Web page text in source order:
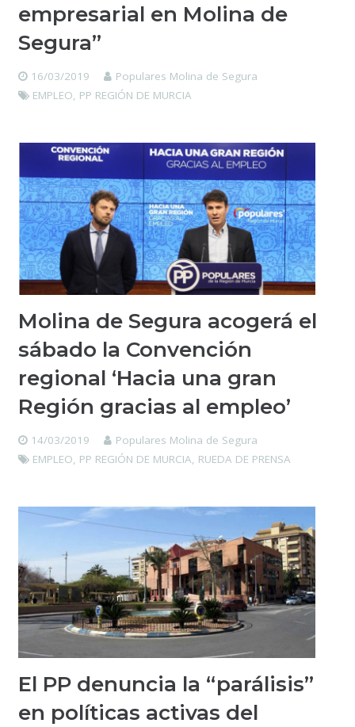
empresarial en Molina de
Segura”
16/03/2019
Populares Molina de Segura
EMPLEO, PP REGIÓN DE MURCIA
Molina de Segura acogerá el
sábado la Convención
regional ‘Hacia una gran
Región gracias al empleo’
14/03/2019
Populares Molina de Segura
EMPLEO PP REGIÓN DE MURCIA RUEDA DE PRENSA
El PP denuncia la “parálisis”
en políticas activas del